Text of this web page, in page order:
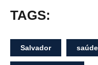
TAGS:
Salvador saúde